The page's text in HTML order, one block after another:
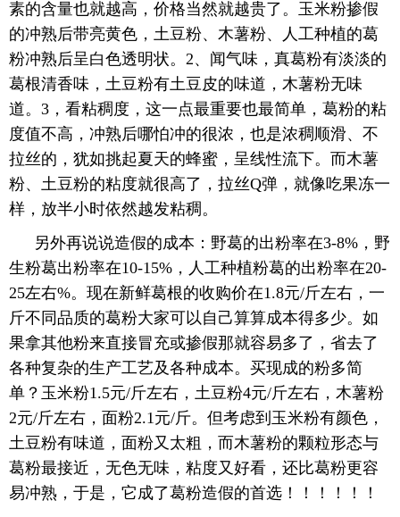
素的含量也就越高，价格当然就越贵了。玉米粉掺假
的冲熟后带亮黄色，土豆粉、木薯粉、人工种植的葛
粉冲熟后呈白色透明状。2、闻气味，真葛粉有淡淡的
葛根清香味，土豆粉有土豆皮的味道，木薯粉无味
道。3，看粘稠度，这一点最重要也最简单，葛粉的粘
度值不高，冲熟后哪怕冲的很浓，也是浓稠顺滑、不
拉丝的，犹如挑起夏天的蜂蜜，呈线性流下。而木薯
粉、土豆粉的粘度就很高了，拉丝Q弹，就像吃果冻一
样，放半小时依然越发粘稠。
另外再说说造假的成本：野葛的出粉率在3-8%，野
生粉葛出粉率在10-15%，人工种植粉葛的出粉率在20-
25左右%。现在新鲜葛根的收购价在1.8元/斤左右，一
斤不同品质的葛粉大家可以自己算算成本得多少。如
果拿其他粉来直接冒充或掺假那就容易多了，省去了
各种复杂的生产工艺及各种成本。买现成的粉多简
单？玉米粉1.5元/斤左右，土豆粉4元/斤左右，木薯粉
2元/斤左右，面粉2.1元/斤。但考虑到玉米粉有颜色，
土豆粉有味道，面粉又太粗，而木薯粉的颗粒形态与
葛粉最接近，无色无味，粘度又好看，还比葛粉更容
易冲熟，于是，它成了葛粉造假的首选！！！！！！